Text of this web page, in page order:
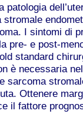
patologia
I sintomi di
pre- e post-
standard
è necessaria
sarcoma
Ottenere
il fattore